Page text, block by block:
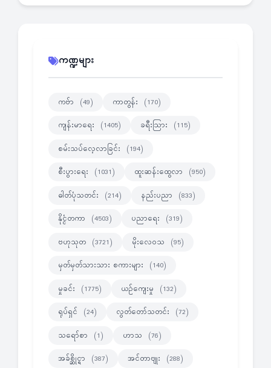
ကဏ္ဍများ
ကဗ်ာ (49) ကာတွန်း (170)
ကျန်းမာရေး (1405) ခရီးသြား (115)
စမ်းသပ်လေ့လာခြင်း (194)
စီးပွားရေး (1031) ထူးဆန်းထွေလာ (950)
ဓါတ်ပုံသတင်း (214) နည်းပညာ (833)
နိုင္ငံတကာ (4503) ပညာရေး (319)
ဗဟုသုတ (3721) မိုးလေဝသ (95)
မှတ်မှတ်သားသား စကားများ (140)
မှုခင်း (1775) ယဉ်ကျေးမှု (132)
ရုပ်ရှင် (24) လွတ်တော်သတင်း (72)
သရော်စာ (1) ဟာသ (76)
အခ်စ္ဆိုင္ရာ (387) အင်တာဗျုး (288)